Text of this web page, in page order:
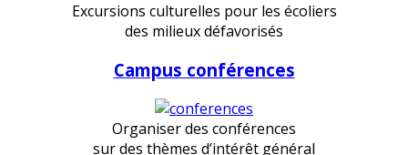
Excursions culturelles pour les écoliers
des milieux défavorisés
Campus conférences
Organiser des conférences
sur des thèmes d’intérêt général